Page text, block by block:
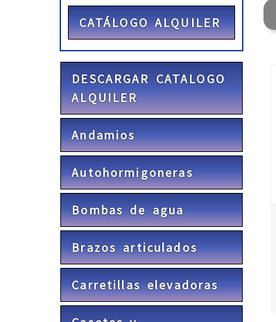
CATÁLOGO ALQUILER
DESCARGAR CATALOGO
ALQUILER
Andamios
Autohormigoneras
Bombas de agua
Brazos articulados
Carretillas elevadoras